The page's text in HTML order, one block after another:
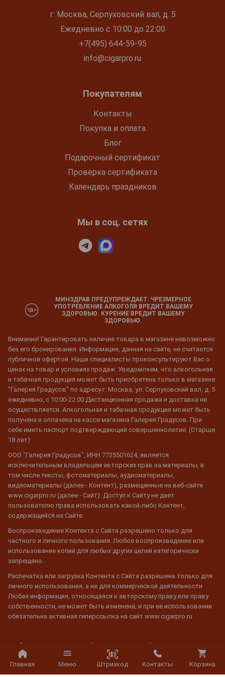
Главная Меню Штрихкод Контакты Корзина
г. Москва, Серпуховский вал, д. 5
Ежедневно с 10:00 до 22:00
+7(495) 644-59-95
info@cigarpro.ru
Покупателям
Контакты
Покупка и оплата
Блог
Подарочный сертификат
Проверка сертификата
Календарь праздников
Мы в соц. сетях
МИНЗДРАВ ПРЕДУПРЕЖДАЕТ: ЧРЕЗМЕРНОЕ
УПОТРЕБЛЕНИЕ АЛКОГОЛЯ ВРЕДИТ ВАШЕМУ
ЗДОРОВЬЮ. КУРЕНИЕ ВРЕДИТ ВАШЕМУ
ЗДОРОВЬЮ.
Внимание! Гарантировать наличие товара в магазине невозможно
без его бронирования. Информация, данная на сайте, не считается
публичной офертой. Наши специалисты проконсультируют Вас о
ценах на товар и условиях продаж. Уведомляем, что алкогольная
и табачная продукция может быть приобретена только в магазине
"Галерея Градусов" по адресу г. Москва, ул. Серпуховский вал, д. 5
ежедневно, с 10:00-22:00 Дистанционная продажа и доставка не
осуществляется. Алкогольная и табачная продукция может быть
получена и оплачена на кассе магазина Галерея Градусов. При
себе иметь паспорт подтверждающий совершеннолетие. (Старше
18 лет)
ООО "Галерея Градусов", ИНН 7725501624, является
исключительным владельцем авторских прав на материалы, в
том числе тексты, фотоматериалы, аудиоматериалы,
видеоматериалы (далее - Контент), размещенные на веб-сайте
www.cigarpro.ru (далее - Сайт). Доступ к Сайту не дает
пользователю права использовать какой-либо Контент,
содержащийся на Сайте.
Воспроизведение Контента с Сайта разрешено только для
частного и личного пользования. Любое воспроизведение или
использование копий для любых других целей категорически
запрещено.
Распечатка или загрузка Контента с Сайта разрешена только для
личного использования, а не для коммерческой деятельности.
Любая информация, относящаяся к авторскому праву или праву
собственности, не может быть изменена, и при ее использовании
обязательна активная гиперссылка на сайт www.cigarpro.ru
© 2026 CigarPro.ru, ООО "Галерея Градусов", ИНН 7725501624,
Лицензия №77РПА0003933 c 20 апреля 2007 г. до 19 апреля 2027 г.
Все права защищены.